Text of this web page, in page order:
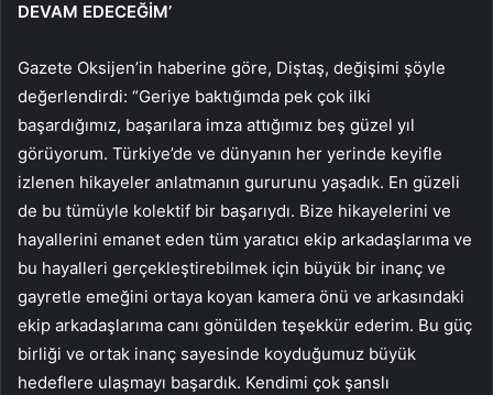
DEVAM EDECEĞİM’
Gazete Oksijen’in haberine göre, Diştaş, değişimi şöyle
değerlendirdi: “Geriye baktığımda pek çok ilki
başardığımız, başarılara imza attığımız beş güzel yıl
görüyorum. Türkiye’de ve dünyanın her yerinde keyifle
izlenen hikayeler anlatmanın gururunu yaşadık. En güzeli
de bu tümüyle kolektif bir başarıydı. Bize hikayelerini ve
hayallerini emanet eden tüm yaratıcı ekip arkadaşlarıma ve
bu hayalleri gerçekleştirebilmek için büyük bir inanç ve
gayretle emeğini ortaya koyan kamera önü ve arkasındaki
ekip arkadaşlarıma canı gönülden teşekkür ederim. Bu güç
birliği ve ortak inanç sayesinde koyduğumuz büyük
hedeflere ulaşmayı başardık. Kendimi çok şanslı